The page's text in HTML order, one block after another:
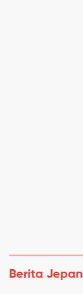
Berita